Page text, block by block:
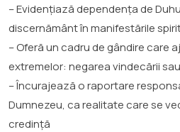
– Evidențiază dependența de
discernământ în manifestările
– Oferă un cadru de gândire care
extremelor: negarea vindecării
– Încurajează o raportare
Dumnezeu, ca realitate care se
credință